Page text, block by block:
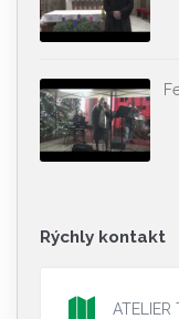
Rýchly kontakt
ATELIER